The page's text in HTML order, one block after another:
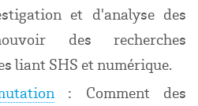
et d'analyse des
des recherches
liant SHS et numérique.
: Comment des